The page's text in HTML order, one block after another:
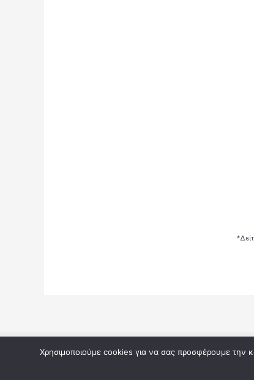
Copyright © 2026 Αποτελέσματα κληρώσεων
Χρησιμοποιούμε cookies για να σας προσφέρουμε την